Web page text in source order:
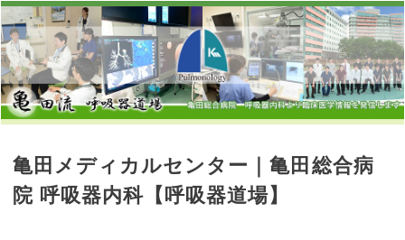
亀田メディカルセンター｜亀田総合病
院 呼吸器内科【呼吸器道場】